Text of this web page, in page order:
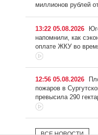
миллионов рублей
13:22 05.08.2026
напомнили, как
оплате ЖКУ во
12:56 05.08.2026
пожаров в
превысила 290